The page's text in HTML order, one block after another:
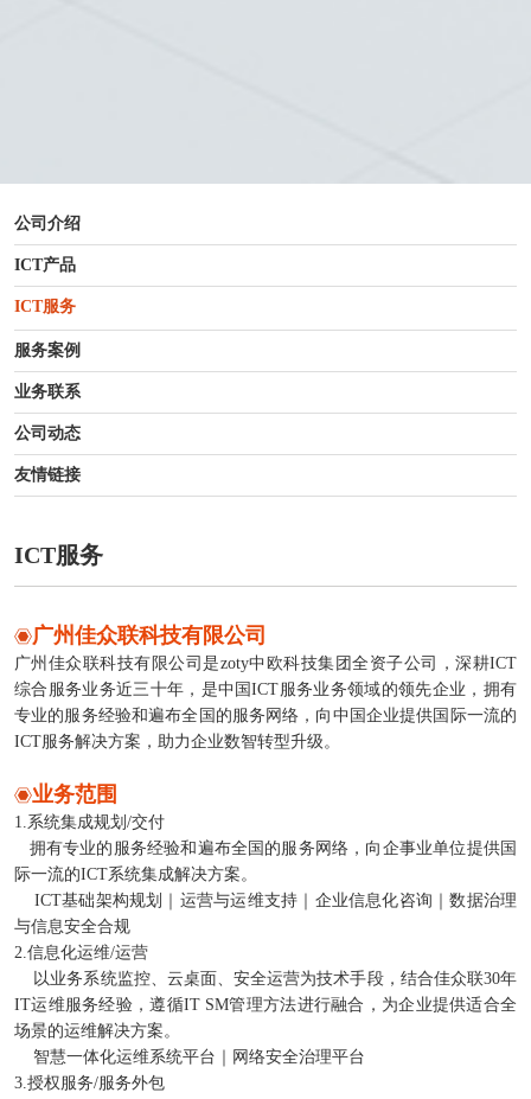
公司介绍
ICT产品
ICT服务
服务案例
业务联系
公司动态
友情链接
ICT服务
广州佳众联科技有限公司
广州佳众联科技有限公司是zoty中欧科技集团全资子公司，深耕ICT
综合服务业务近三十年，是中国ICT服务业务领域的领先企业，拥有
专业的服务经验和遍布全国的服务网络，向中国企业提供国际一流的
ICT服务解决方案，助力企业数智转型升级。
业务范围
1.系统集成规划/交付
拥有专业的服务经验和遍布全国的服务网络，向企事业单位提供国
际一流的ICT系统集成解决方案。
ICT基础架构规划｜运营与运维支持｜企业信息化咨询｜数据治理
与信息安全合规
2.信息化运维/运营
以业务系统监控、云桌面、安全运营为技术手段，结合佳众联30年
IT运维服务经验，遵循IT SM管理方法进行融合，为企业提供适合全
场景的运维解决方案。
智慧一体化运维系统平台｜网络安全治理平台
3.授权服务/服务外包